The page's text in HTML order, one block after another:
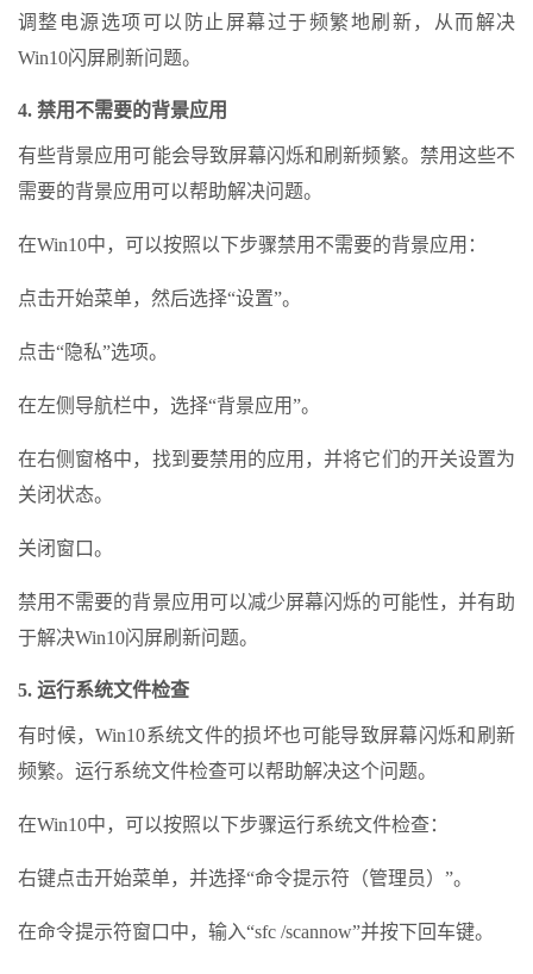
调整电源选项可以防止屏幕过于频繁地刷新，从而解决
Win10闪屏刷新问题。
4. 禁用不需要的背景应用
有些背景应用可能会导致屏幕闪烁和刷新频繁。禁用这些不
需要的背景应用可以帮助解决问题。
在Win10中，可以按照以下步骤禁用不需要的背景应用：
点击开始菜单，然后选择“设置”。
点击“隐私”选项。
在左侧导航栏中，选择“背景应用”。
在右侧窗格中，找到要禁用的应用，并将它们的开关设置为
关闭状态。
关闭窗口。
禁用不需要的背景应用可以减少屏幕闪烁的可能性，并有助
于解决Win10闪屏刷新问题。
5. 运行系统文件检查
有时候，Win10系统文件的损坏也可能导致屏幕闪烁和刷新
频繁。运行系统文件检查可以帮助解决这个问题。
在Win10中，可以按照以下步骤运行系统文件检查：
右键点击开始菜单，并选择“命令提示符（管理员）”。
在命令提示符窗口中，输入“sfc /scannow”并按下回车键。